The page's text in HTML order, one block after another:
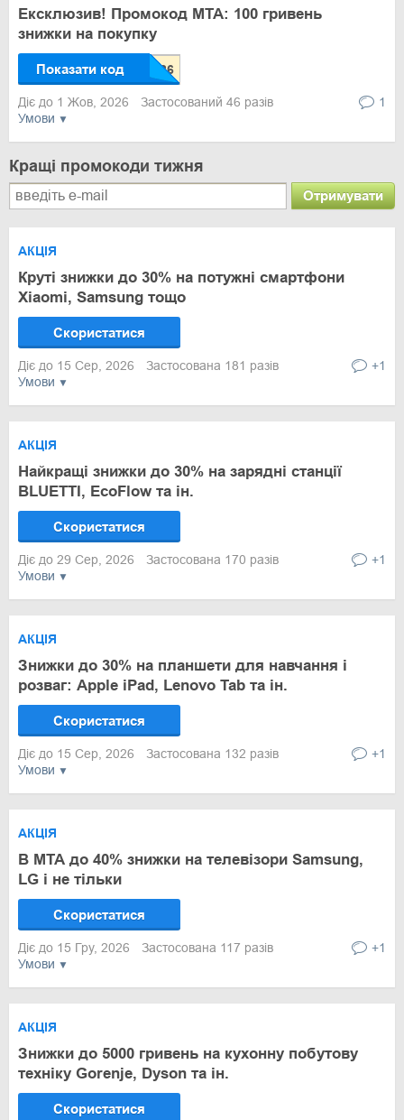
Умови
Ексклюзив! Промокод МТА: 100 гривень
знижки на покупку
Показати код
Діє до 1 Жов, 2026 Застосований 46 разів 1
Кращі промокоди тижня
Отримувати
Умови
АКЦІЯ
Круті знижки до 30% на потужні смартфони
Xiaomi, Samsung тощо
Скористатися
Діє до 15 Сер, 2026 Застосована 181 разів +1
Умови
АКЦІЯ
Найкращі знижки до 30% на зарядні станції
BLUETTI, EcoFlow та ін.
Скористатися
Діє до 29 Сер, 2026 Застосована 170 разів +1
Умови
АКЦІЯ
Знижки до 30% на планшети для навчання і
розваг: Apple iPad, Lenovo Tab та ін.
Скористатися
Діє до 15 Сер, 2026 Застосована 132 разів +1
Умови
АКЦІЯ
В МТА до 40% знижки на телевізори Samsung,
LG і не тільки
Скористатися
Діє до 15 Гру, 2026 Застосована 117 разів +1
АКЦІЯ
Знижки до 5000 гривень на кухонну побутову
техніку Gorenje, Dyson та ін.
Скористатися